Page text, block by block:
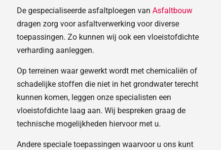
De gespecialiseerde asfaltploegen van Asfaltbouw
dragen zorg voor asfaltverwerking voor diverse
toepassingen. Zo kunnen wij ook een vloeistofdichte
verharding aanleggen.
Op terreinen waar gewerkt wordt met chemicaliën of
schadelijke stoffen die niet in het grondwater terecht
kunnen komen, leggen onze specialisten een
vloeistofdichte laag aan. Wij bespreken graag de
technische mogelijkheden hiervoor met u.
Andere speciale toepassingen waarvoor u ons kunt